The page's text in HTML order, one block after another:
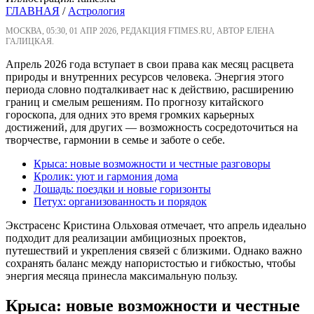
ГЛАВНАЯ /Астрология
МОСКВА, 05:30, 01 АПР 2026, РЕДАКЦИЯ FTIMES.RU, АВТОР ЕЛЕНА
ГАЛИЦКАЯ.
Апрель 2026 года вступает в свои права как месяц расцвета
природы и внутренних ресурсов человека. Энергия этого
периода словно подталкивает нас к действию, расширению
границ и смелым решениям. По прогнозу китайского
гороскопа, для одних это время громких карьерных
достижений, для других — возможность сосредоточиться на
творчестве, гармонии в семье и заботе о себе.
Крыса: новые возможности и честные разговоры
Кролик: уют и гармония дома
Лошадь: поездки и новые горизонты
Петух: организованность и порядок
Экстрасенс Кристина Ольховая отмечает, что апрель идеально
подходит для реализации амбициозных проектов,
путешествий и укрепления связей с близкими. Однако важно
сохранять баланс между напористостью и гибкостью, чтобы
энергия месяца принесла максимальную пользу.
Крыса: новые возможности и честные